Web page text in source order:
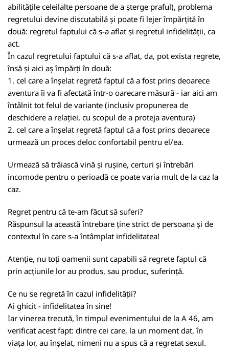
abilitățile celeilalte persoane de a șterge praful), problema
regretului devine discutabilă și poate fi lejer împărțită în
două: regretul faptului că s-a aflat și regretul infidelității, ca
act.
În cazul regretului faptului că s-a aflat, da, pot exista regrete,
însă și aici aș împărți în două:
1. cel care a înșelat regretă faptul că a fost prins deoarece
aventura îi va fi afectată într-o oarecare măsură - iar aici am
întâlnit tot felul de variante (inclusiv propunerea de
deschidere a relației, cu scopul de a proteja aventura)
2. cel care a înșelat regretă faptul că a fost prins deoarece
urmează un proces deloc confortabil pentru el/ea.
Urmează să trăiască vină și rușine, certuri și întrebări
incomode pentru o perioadă ce poate varia mult de la caz la
caz.
Regret pentru că te-am făcut să suferi?
Răspunsul la această întrebare ține strict de persoana și de
contextul în care s-a întâmplat infidelitatea!
Atenție, nu toți oamenii sunt capabili să regrete faptul că
prin acțiunile lor au produs, sau produc, suferință.
Ce nu se regretă în cazul infidelității?
Ai ghicit - infidelitatea în sine!
Iar vinerea trecută, în timpul evenimentului de la A 46, am
verificat acest fapt: dintre cei care, la un moment dat, în
viața lor, au înșelat, nimeni nu a spus că a regretat sexul.